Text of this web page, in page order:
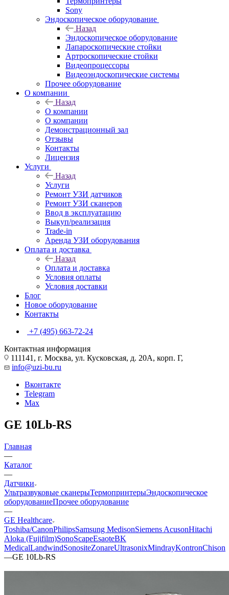
Sony
Эндоскопическое оборудование
Назад
Эндоскопическое оборудование
Лапароскопические стойки
Артроскопические стойки
Видеопроцессоры
Видеоэндоскопические системы
Прочее оборудование
О компании
Назад
О компании
О компании
Демонстрационный зал
Отзывы
Контакты
Лицензия
Услуги
Назад
Услуги
Ремонт УЗИ датчиков
Ремонт УЗИ сканеров
Ввод в эксплуатацию
Выкуп/реализация
Trade-in
Аренда УЗИ оборудования
Оплата и доставка
Назад
Оплата и доставка
Условия оплаты
Условия доставки
Блог
Новое оборудование
Контакты
+7 (495) 663-72-24
Контактная информация
111141, г. Москва, ул. Кусковская, д. 20А, корп. Г,
info@uzi-bu.ru
Вконтакте
Telegram
Max
GE 10Lb-RS
Главная
—
Каталог
—
Датчики
Ультразвуковые сканерыТермопринтерыЭндоскопическое
оборудованиеПрочее оборудование
—
GE Healthcare
Toshiba/CanonPhilipsSamsung MedisonSiemens AcusonHitachi
Aloka (Fujifilm)SonoScapeEsaoteBK
MedicalLandwindSonositeZonareUltrasonixMindrayKontronChison
—GE 10Lb-RS